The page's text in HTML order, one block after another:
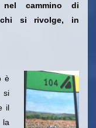
nel cammino di
si rivolge, in
è
si
il
la